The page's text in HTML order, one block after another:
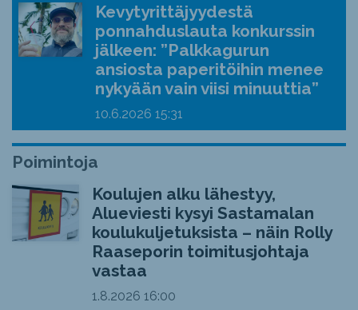
Kevytyrittäjyydestä
ponnahduslauta konkurssin
jälkeen: ”Palkkagurun
ansiosta paperitöihin menee
nykyään vain viisi minuuttia”
10.6.2026 15:31
Poimintoja
Koulujen alku lähestyy,
Alueviesti kysyi Sastamalan
koulukuljetuksista – näin Rolly
Raaseporin toimitusjohtaja
vastaa
1.8.2026 16:00